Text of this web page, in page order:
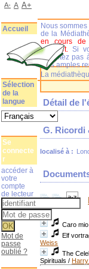
Détail de
G. Ricordi
localisé à :
Caro
Elf
Weiss
The
Spirituals /Harry
Nous
de la
en cours de
complet.
Si
n'hésitez pas
plus amples
La
A- A A+
Accueil
Sélection
de la
langue
Se
connecte
r
accéder à
votre
compte
de lecteur
Mot de
passe
oublié ?